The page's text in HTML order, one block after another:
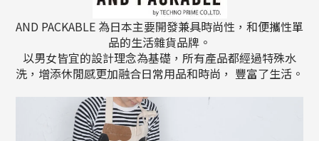
AND PACKABLE 為日本主要開發兼具時尚性，和便攜性單
品的生活雜貨品牌。
以男女皆宜的設計理念為基礎，所有產品都經過特殊水
洗，增添休閒感更加融合日常用品和時尚， 豐富了生活。